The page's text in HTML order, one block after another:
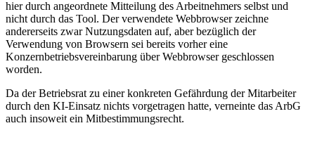
hier durch angeordnete Mitteilung des Arbeitnehmers selbst und
nicht durch das Tool. Der verwendete Webbrowser zeichne
andererseits zwar Nutzungsdaten auf, aber bezüglich der
Verwendung von Browsern sei bereits vorher eine
Konzernbetriebsvereinbarung über Webbrowser geschlossen
worden.
Da der Betriebsrat zu einer konkreten Gefährdung der Mitarbeiter
durch den KI-Einsatz nichts vorgetragen hatte, verneinte das ArbG
auch insoweit ein Mitbestimmungsrecht.